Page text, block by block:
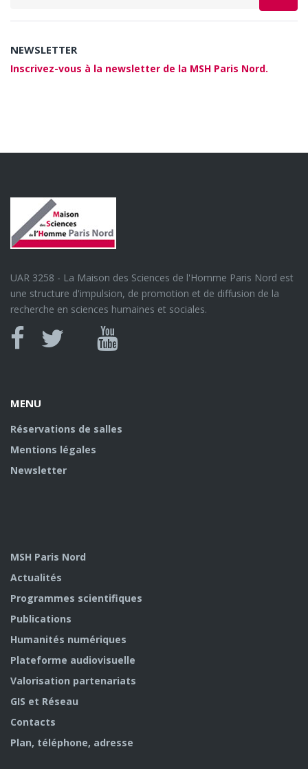
NEWSLETTER
Inscrivez-vous à la newsletter de la MSH Paris Nord.
UAR 3258 - La Maison des Sciences de l'Homme Paris Nord est
une structure d'impulsion, de promotion et de diffusion de la
recherche en sciences humaines et sociales.
Canal
MENU
Réservations de salles
Mentions légales
Newsletter
MSH Paris Nord
Actualités
Programmes scientifiques
Publications
Humanités numériques
Plateforme audiovisuelle
Valorisation partenariats
GIS et Réseau
Contacts
Plan, téléphone, adresse